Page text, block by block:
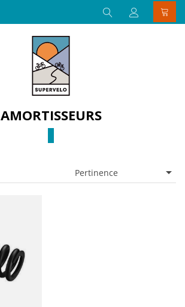
AMORTISSEURS
Pertinence 